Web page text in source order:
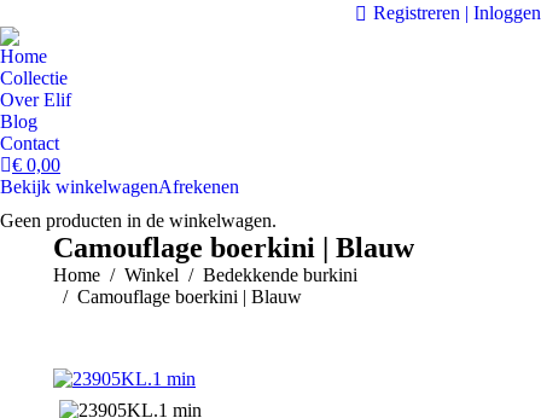
Registreren | Inloggen
Home
Collectie
Over Elif
Blog
Contact
€ 0,00
Bekijk winkelwagenAfrekenen
Geen producten in de winkelwagen.
Camouflage boerkini | Blauw
Je bent hier:
Home Winkel
Bedekkende burkini
Camouflage boerkini | Blauw